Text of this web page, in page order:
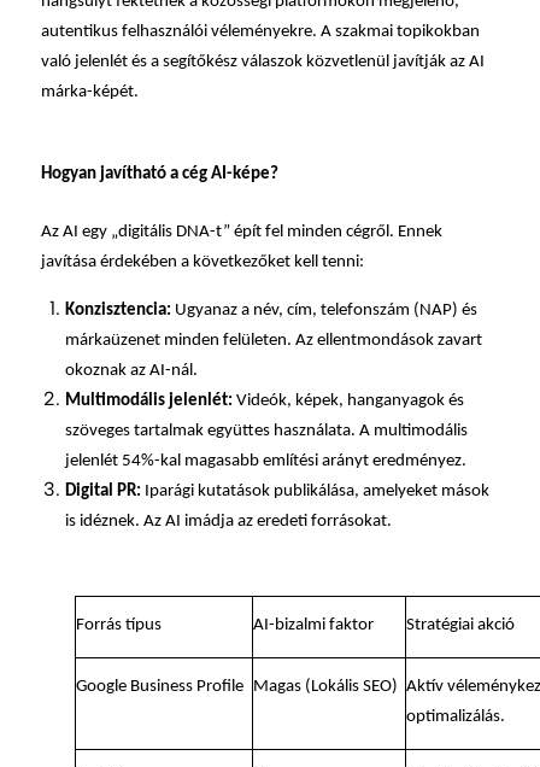
autentikus felhasználói véleményekre. A szakmai topikokban
való jelenlét és a segítőkész válaszok közvetlenül javítják az AI
márka-képét.
Hogyan javítható a cég AI-képe?
Az AI egy „digitális DNA-t” épít fel minden cégről. Ennek
javítása érdekében a következőket kell tenni:
Konzisztencia: Ugyanaz a név, cím, telefonszám (NAP) és
márkaüzenet minden felületen. Az ellentmondások zavart
okoznak az AI-nál.
Multimodális jelenlét: Videók, képek, hanganyagok és
szöveges tartalmak együttes használata. A multimodális
jelenlét 54%-kal magasabb említési arányt eredményez.
Digital PR: Iparági kutatások publikálása, amelyeket mások
is idéznek. Az AI imádja az eredeti forrásokat.
Forrás típus AI-bizalmi faktor Stratégiai akció
Google Business Profile Magas (Lokális SEO) Aktív
optimalizálás.